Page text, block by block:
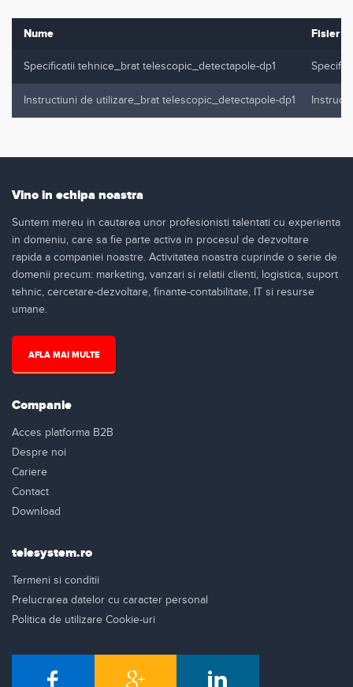
Nume Fisier
Specificatii tehnice_brat telescopic_detectapole-dp1
Instructiuni de utilizare_brat telescopic_detectapole-dp1
Vino in echipa noastra
Suntem mereu in cautarea unor profesionisti talentati cu experienta
in domeniu, care sa fie parte activa in procesul de dezvoltare
rapida a companiei noastre. Activitatea noastra cuprinde o serie de
domenii precum: marketing, vanzari si relatii clienti, logistica, suport
tehnic, cercetare-dezvoltare, finante-contabilitate, IT si resurse
umane.
AFLA MAI MULTE
Companie
Acces platforma B2B
Despre noi
Cariere
Contact
Download
telesystem.ro
Termeni si conditii
Prelucrarea datelor cu caracter personal
Politica de utilizare Cookie-uri